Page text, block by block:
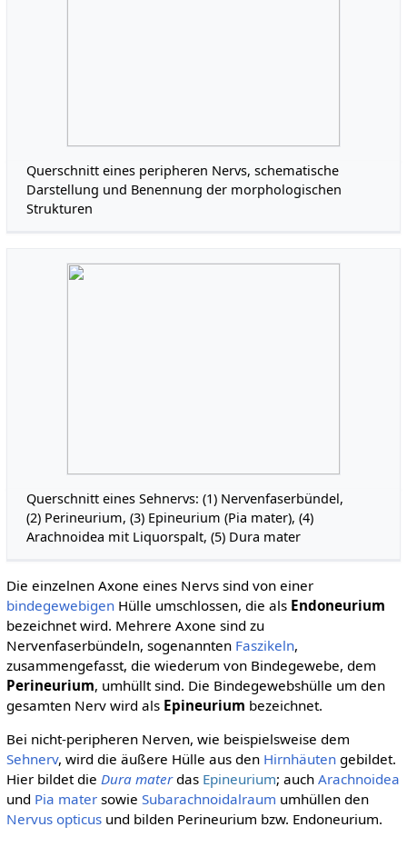
Querschnitt eines peripheren Nervs, schematische
Darstellung und Benennung der morphologischen
Strukturen
Querschnitt eines Sehnervs: (1) Nervenfaserbündel,
(2) Perineurium, (3) Epineurium (Pia mater), (4)
Arachnoidea mit Liquorspalt, (5) Dura mater
Die einzelnen Axone eines Nervs sind von einer
bindegewebigenHülle umschlossen, die als Endoneurium
bezeichnet wird. Mehrere Axone sind zu
Nervenfaserbündeln, sogenannten Faszikeln,
zusammengefasst, die wiederum von Bindegewebe, dem
Perineurium, umhüllt sind. Die Bindegewebshülle um den
gesamten Nerv wird als Epineurium bezeichnet.
Bei nicht-peripheren Nerven, wie beispielsweise dem
Sehnerv, wird die äußere Hülle aus den Hirnhäutengebildet.
Hier bildet die Dura materdas Epineurium; auch Arachnoidea
und Pia matersowie Subarachnoidalraum umhüllen den
Nervus opticusund bilden Perineurium bzw. Endoneurium.